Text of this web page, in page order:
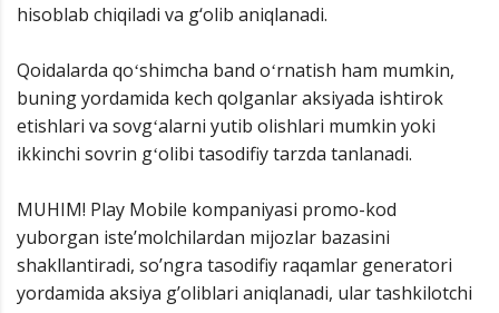
hisoblab chiqiladi va g‘olib aniqlanadi.
Qoidalarda qoʻshimcha band oʻrnatish ham mumkin,
buning yordamida kech qolganlar aksiyada ishtirok
etishlari va sovgʻalarni yutib olishlari mumkin yoki
ikkinchi sovrin gʻolibi tasodifiy tarzda tanlanadi.
MUHIM! Play Mobile kompaniyasi promo-kod
yuborgan iste’molchilardan mijozlar bazasini
shakllantiradi, so’ngra tasodifiy raqamlar generatori
yordamida aksiya g’oliblari aniqlanadi, ular tashkilotchi